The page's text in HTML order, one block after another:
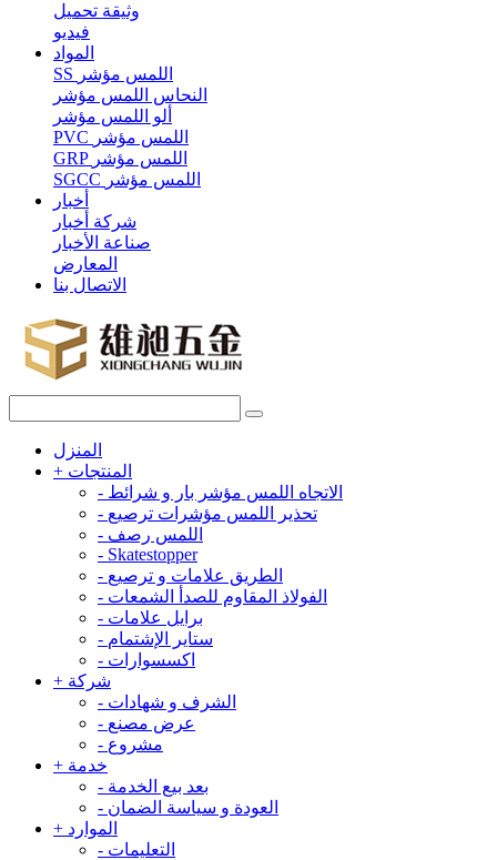
وثيقة تحميل
فيديو
المواد
SS اللمس مؤشر
النحاس اللمس مؤشر
ألو اللمس مؤشر
PVC اللمس مؤشر
GRP اللمس مؤشر
SGCC اللمس مؤشر
أخبار
شركة أخبار
صناعة الأخبار
المعارض
الاتصال بنا
المنزل
+ المنتجات
- الاتجاه اللمس مؤشر بار و شرائط
- تحذير اللمس مؤشرات ترصيع
- اللمس رصف
- Skatestopper
- الطريق علامات و ترصيع
- الفولاذ المقاوم للصدأ الشمعات
- برايل علامات
- ستاير الإشتمام
- اكسسوارات
+ شركة
- الشرف و شهادات
- عرض مصنع
- مشروع
+ خدمة
- بعد بيع الخدمة
- العودة و سياسة الضمان
+ الموارد
- التعليمات